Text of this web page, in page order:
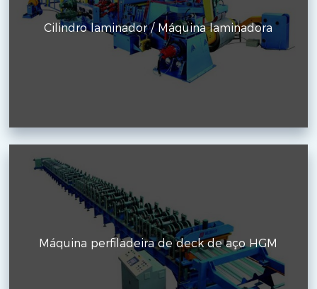
Cilindro laminador / Máquina laminadora
Máquina perfiladeira de deck de aço HGM